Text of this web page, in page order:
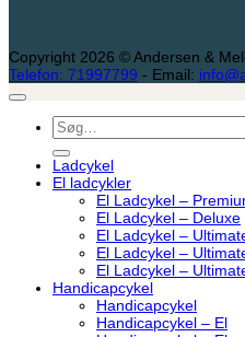
Copyright 2026 © Andersen &
Telefon: 71997799 - Email:
Søg
efter:
Ladcykel
El ladcykler
El Ladcykel –
El Ladcykel – Deluxe
El Ladcykel –
El Ladcykel –
El Ladcykel –
Handicapcykel
Handicapcykel
Handicapcykel – El